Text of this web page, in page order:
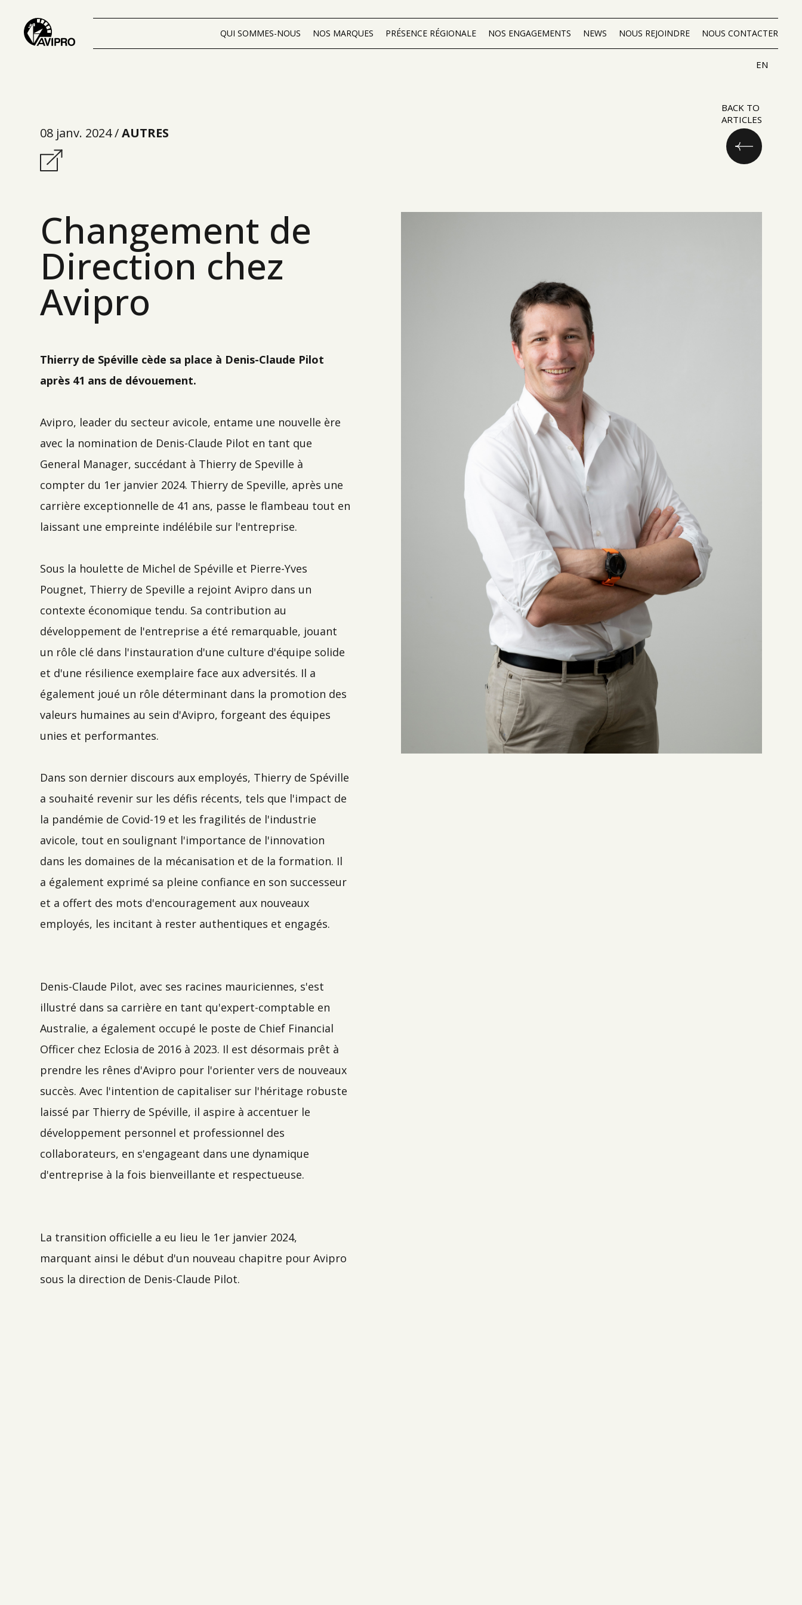
QUI SOMMES-NOUS NOS MARQUES PRÉSENCE RÉGIONALE NOS ENGAGEMENTS NEWS NOUS REJOINDRE NOUS CONTACTER
EN
08 janv. 2024 /AUTRES
BACK TO
ARTICLES
Changement de
Direction chez
Avipro
Thierry de Spéville cède sa place à Denis-Claude Pilot
après 41 ans de dévouement.
Avipro, leader du secteur avicole, entame une nouvelle ère
avec la nomination de Denis-Claude Pilot en tant que
General Manager, succédant à Thierry de Speville à
compter du 1er janvier 2024. Thierry de Speville, après une
carrière exceptionnelle de 41 ans, passe le flambeau tout en
laissant une empreinte indélébile sur l'entreprise.
Sous la houlette de Michel de Spéville et Pierre-Yves
Pougnet, Thierry de Speville a rejoint Avipro dans un
contexte économique tendu. Sa contribution au
développement de l'entreprise a été remarquable, jouant
un rôle clé dans l'instauration d'une culture d'équipe solide
et d'une résilience exemplaire face aux adversités. Il a
également joué un rôle déterminant dans la promotion des
valeurs humaines au sein d'Avipro, forgeant des équipes
unies et performantes.
Dans son dernier discours aux employés, Thierry de Spéville
a souhaité revenir sur les défis récents, tels que l'impact de
la pandémie de Covid-19 et les fragilités de l'industrie
avicole, tout en soulignant l'importance de l'innovation
dans les domaines de la mécanisation et de la formation. Il
a également exprimé sa pleine confiance en son successeur
et a offert des mots d'encouragement aux nouveaux
employés, les incitant à rester authentiques et engagés.
Denis-Claude Pilot, avec ses racines mauriciennes, s'est
illustré dans sa carrière en tant qu'expert-comptable en
Australie, a également occupé le poste de Chief Financial
Officer chez Eclosia de 2016 à 2023. Il est désormais prêt à
prendre les rênes d'Avipro pour l'orienter vers de nouveaux
succès. Avec l'intention de capitaliser sur l'héritage robuste
laissé par Thierry de Spéville, il aspire à accentuer le
développement personnel et professionnel des
collaborateurs, en s'engageant dans une dynamique
d'entreprise à la fois bienveillante et respectueuse.
La transition officielle a eu lieu le 1er janvier 2024,
marquant ainsi le début d'un nouveau chapitre pour Avipro
sous la direction de Denis-Claude Pilot.